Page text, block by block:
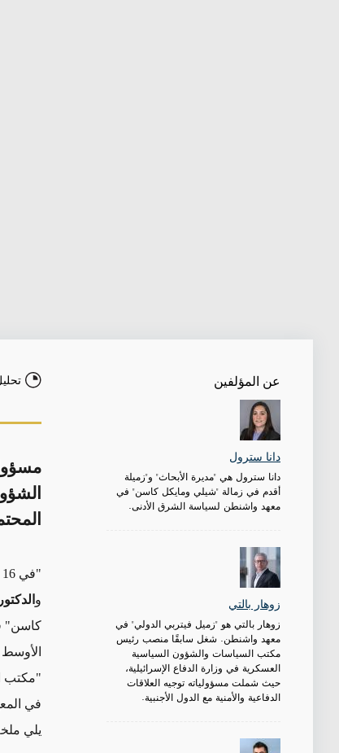
عن المؤلفين
دانا سترول
دانا سترول هي "مديرة الأبحاث" و"زميلة
أقدم في زمالة "شيلي ومايكل كاسن" في
معهد واشنطن لسياسة الشرق الأدنى.
زوهار بالتي
زوهار بالتي هو "زميل فيتربي الدولي" في
معهد واشنطن. شغل سابقًا منصب رئيس
مكتب السياسات والشؤون السياسية
العسكرية في وزارة الدفاع الإسرائيلية،
حيث شملت مسؤولياته توجيه العلاقات
الدفاعية والأمنية مع الدول الأجنبية.
"في 16 نيسان/أبريل، عقد معهد واشنطن منتدى سياسي افتراضي مع
و الدكتور
كاسن"
الأوسط في
"مكتب
في
يلي